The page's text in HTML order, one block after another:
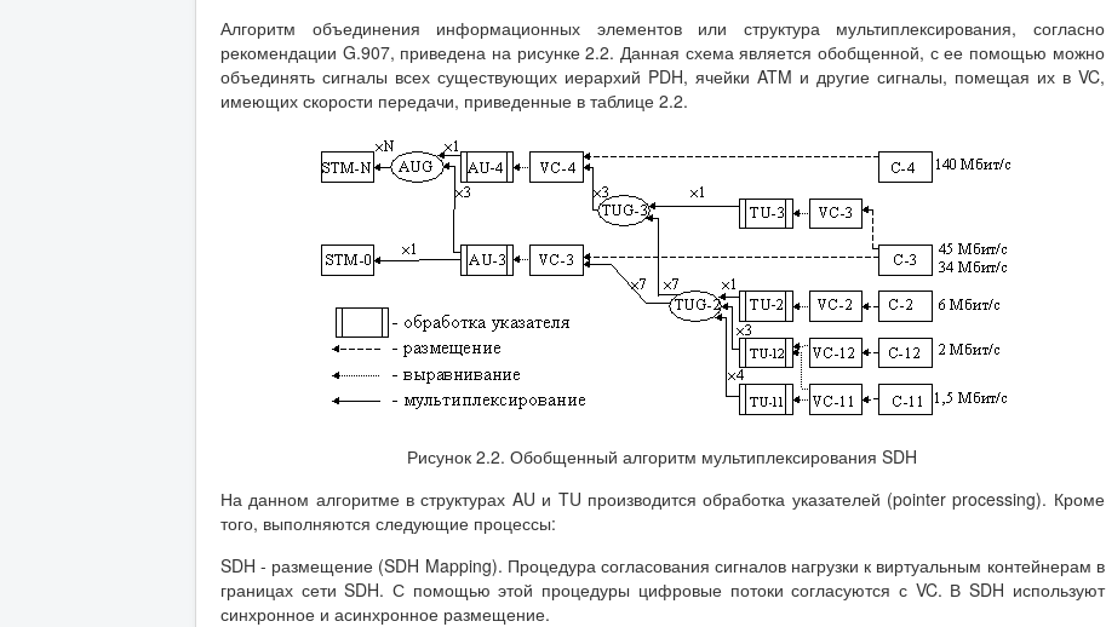
Алгоритм объединения информационных элементов или структура мультиплексирования, согласно
рекомендации G.907, приведена на рисунке 2.2. Данная схема является обобщенной, с ее помощью можно
объединять сигналы всех существующих иерархий PDH, ячейки ATM и другие сигналы, помещая их в VC,
имеющих скорости передачи, приведенные в таблице 2.2.
Рисунок 2.2. Обобщенный алгоритм мультиплексирования SDH
На данном алгоритме в структурах AU и TU производится обработка указателей (pointer processing). Кроме
того, выполняются следующие процессы:
SDH - размещение (SDH Mapping). Процедура согласования сигналов нагрузки к виртуальным контейнерам в
границах сети SDH. С помощью этой процедуры цифровые потоки согласуются с VC. В SDH используют
синхронное и асинхронное размещение.